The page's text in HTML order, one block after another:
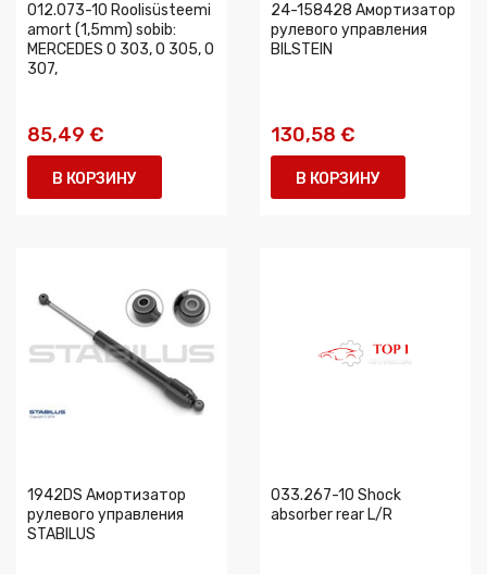
012.073-10 Roolisüsteemi
amort (1,5mm) sobib:
MERCEDES O 303, O 305, O
307,
85,49 €
В КОРЗИНУ
24-158428 Амортизатор
рулевого управления
BILSTEIN
130,58 €
В КОРЗИНУ
1942DS Амортизатор
рулевого управления
STABILUS
033.267-10 Shock
absorber rear L/R